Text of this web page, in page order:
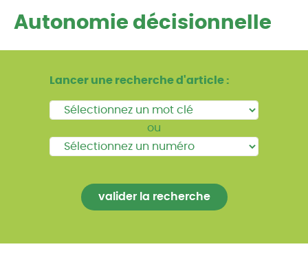
Autonomie décisionnelle
Lancer une recherche d'article :
ou